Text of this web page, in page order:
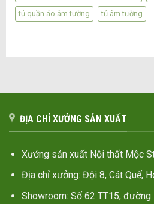
tủ quần áo âm tường tủ âm tường
ĐỊA CHỈ XƯỞNG SẢN XUẤT
Xưởng sản xuất Nội thất Mộc
Địa chỉ xưởng: Đội 8, Cát Quế,
Showroom: Số 62 TT15,